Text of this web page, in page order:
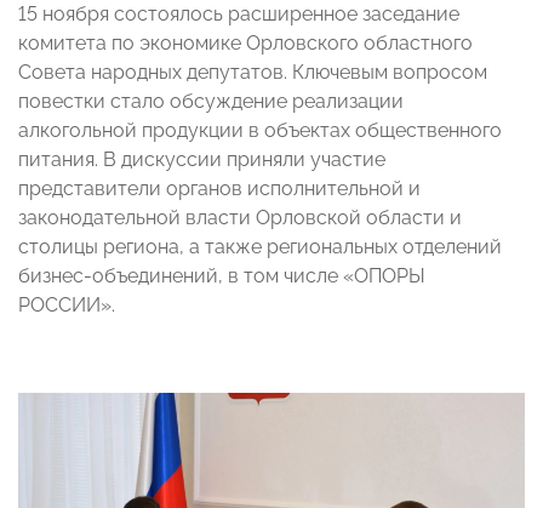
15 ноября состоялось расширенное заседание
комитета по экономике Орловского областного
Совета народных депутатов. Ключевым вопросом
повестки стало обсуждение реализации
алкогольной продукции в объектах общественного
питания. В дискуссии приняли участие
представители органов исполнительной и
законодательной власти Орловской области и
столицы региона, а также региональных отделений
бизнес-объединений, в том числе «ОПОРЫ
РОССИИ».